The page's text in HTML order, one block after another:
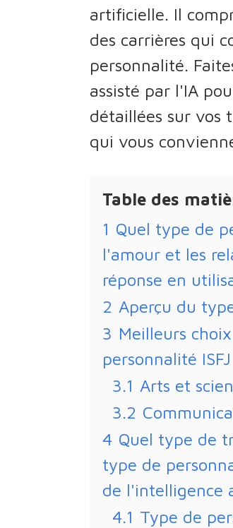
artificielle. Il
des carrières qui
personnalité.
assisté par l'IA
détaillées sur vos
qui vous
Table des
1 Quel type de
l'amour et les
réponse en
2 Aperçu du
3 Meilleurs
personnalité ISFJ
3.1 Arts et
3.2
4 Quel type de
type de
de l'intelligence
4.1 Type de